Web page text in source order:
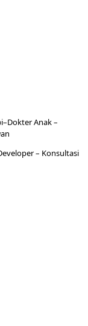
–DokterAnak –
– Konsultasi